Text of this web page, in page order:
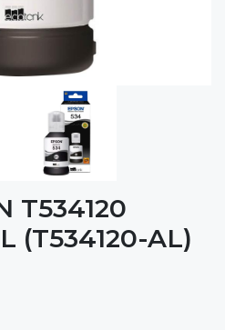
T534120
(T534120-AL)